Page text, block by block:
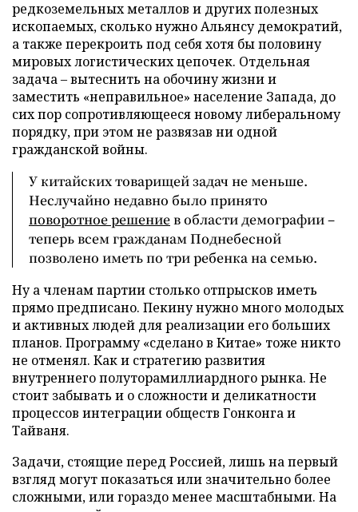
редкоземельных металлов и других полезных
ископаемых, сколько нужно Альянсу демократий,
а также перекроить под себя хотя бы половину
мировых логистических цепочек. Отдельная
задача – вытеснить на обочину жизни и
заместить «неправильное» население Запада, до
сих пор сопротивляющееся новому либеральному
порядку, при этом не развязав ни одной
гражданской войны.
У китайских товарищей задач не меньше.
Неслучайно недавно было принято
поворотное решениев области демографии –
теперь всем гражданам Поднебесной
позволено иметь по три ребенка на семью.
Ну а членам партии столько отпрысков иметь
прямо предписано. Пекину нужно много молодых
и активных людей для реализации его больших
планов. Программу «сделано в Китае» тоже никто
не отменял. Как и стратегию развития
внутреннего полуторамиллиардного рынка. Не
стоит забывать и о сложности и деликатности
процессов интеграции обществ Гонконга и
Тайваня.
Задачи, стоящие перед Россией, лишь на первый
взгляд могут показаться или значительно более
сложными, или гораздо менее масштабными. На